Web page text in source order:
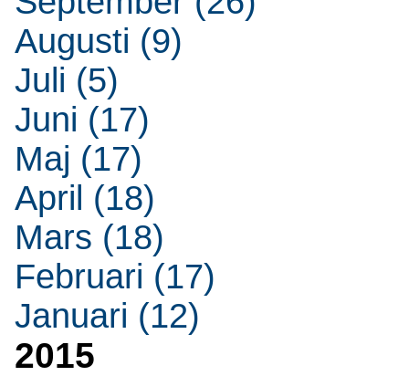
Augusti (9)
Juli (5)
Juni (17)
Maj (17)
April (18)
Mars (18)
Februari (17)
Januari (12)
2015